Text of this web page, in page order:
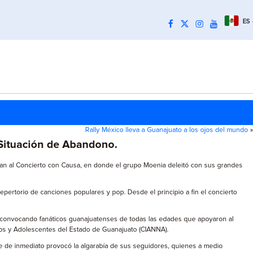
ES
Rally México lleva a Guanajuato a los ojos del mundo »
de Abandono.
al Concierto con Causa, en donde el grupo Moenia deleitó con sus grandes
de canciones populares y pop. Desde el principio a fin el concierto
fanáticos guanajuatenses de todas las edades que apoyaron al
y Adolescentes del Estado de Guanajuato (CIANNA).
inmediato provocó la algarabía de sus seguidores, quienes a medio